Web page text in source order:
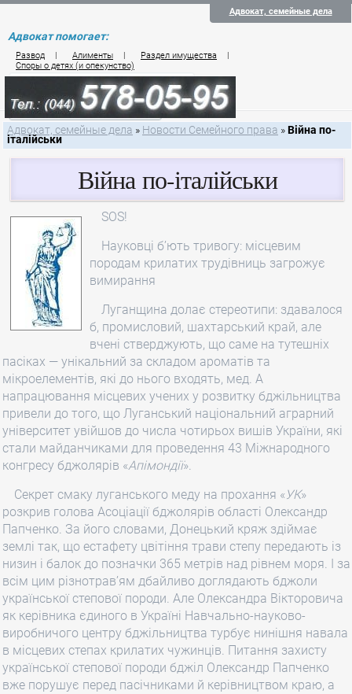
Адвокат, семейные дела
Адвокат помогает:
Развод | Алименты | Раздел имущества
|
Споры о детях (и опекунство)
Цены на услуги по семейному праву
Контакты семейного юриста
Адвокат, семейные дела » Новости Семейного права »Війна по-
італійськи
Війна по-італійськи
SOS!
Науковці б’ють тривогу: місцевим
породам крилатих трудівниць загрожує
вимирання
Луганщина долає стереотипи: здавалося
б, промисловий, шахтарський край, але
вчені стверджують, що саме на тутешніх
пасіках — унікальний за складом ароматів та
мікроелементів, які до нього входять, мед. А
напрацювання місцевих учених у розвитку бджільництва
привели до того, що Луганський національний аграрний
університет увійшов до числа чотирьох вишів України, які
стали майданчиками для проведення 43 Міжнародного
конгресу бджолярів «Апімондії».
Секрет смаку луганського меду на прохання «УК»
розкрив голова Асоціації бджолярів області Олександр
Папченко. За його словами, Донецький кряж здіймає
землі так, що естафету цвітіння трави степу передають із
низин і балок до позначки 365 метрів над рівнем моря. І за
всім цим різнотрав’ям дбайливо доглядають бджоли
української степової породи. Але Олександра Вікторовича
як керівника єдиного в Україні Навчально-науково-
виробничого центру бджільництва турбує нинішня навала
в місцевих степах крилатих чужинців. Питання захисту
української степової породи бджіл Олександр Папченко
вже порушує перед пасічниками й керівництвом краю, а